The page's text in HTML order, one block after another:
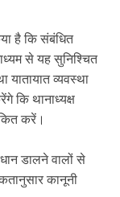
है कि संबंधित
से यह सुनिश्चित
यातायात व्यवस्था
कि थानाध्यक्ष
करें।
डालने वालों से
कानूनी